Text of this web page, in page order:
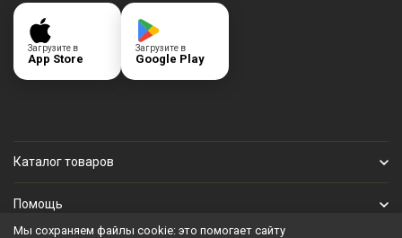
Загрузите в
App Store
Загрузите в
Google Play
Каталог товаров
Помощь
Мы сохраняем файлы cookie: это помогает сайту